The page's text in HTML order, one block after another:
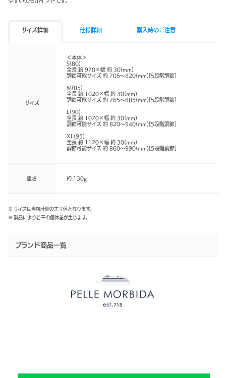
サイズ詳細 仕様詳細 購入時のご注意
サイズ
＜本体＞
S(80)
全長 約 970×幅 約 30(mm)
調節可能サイズ 約 705〜820(mm)[5段階調節]
M(85)
全長 約 1020×幅 約 30(mm)
調節可能サイズ 約 765〜885(mm)[5段階調節]
L(90)
全長 約 1070×幅 約 30(mm)
調節可能サイズ 約 820〜940(mm)[5段階調節]
XL(95)
全長 約 1120×幅 約 30(mm)
調節可能サイズ 約 860〜990(mm)[5段階調節]
重さ 約 130g
※ サイズは当店計測の実寸値となります。
※ 製品により若干の個体差が生じます。
ブランド商品一覧